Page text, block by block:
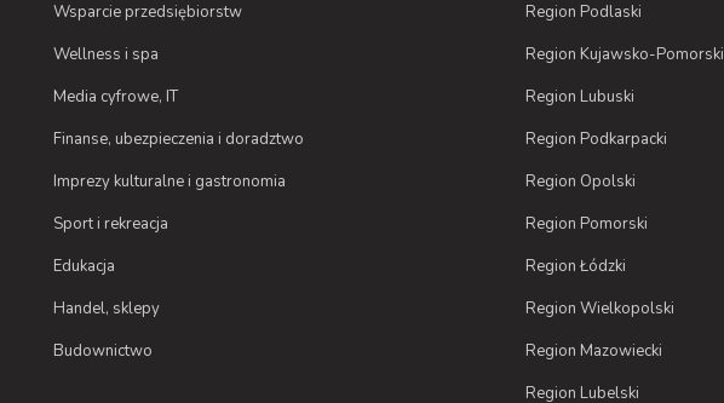
Wsparcie przedsiębiorstw
Wellness i spa
Media cyfrowe, IT
Finanse, ubezpieczenia i doradztwo
Imprezy kulturalne i gastronomia
Sport i rekreacja
Edukacja
Handel, sklepy
Budownictwo
Region Podlaski
Region Kujawsko-Pomorski
Region Lubuski
Region Podkarpacki
Region Opolski
Region Pomorski
Region Łódzki
Region Wielkopolski
Region Mazowiecki
Region Lubelski